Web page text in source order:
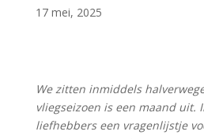
17 mei, 2025
We zitten inmiddels
vliegseizoen is een maand uit.
liefhebbers een vragenlijstje